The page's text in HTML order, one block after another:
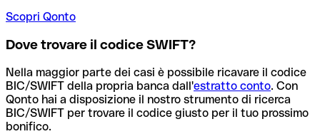
Scopri Qonto
Dove trovare il codice SWIFT?
Nella maggior parte dei casi è possibile ricavare il codice
BIC/SWIFT della propria banca dall'estratto conto. Con
Qonto hai a disposizione il nostro strumento di ricerca
BIC/SWIFT per trovare il codice giusto per il tuo prossimo
bonifico.